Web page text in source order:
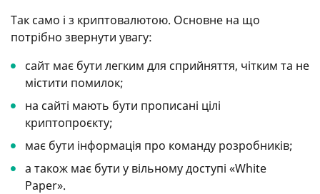
Так само і з криптовалютою. Основне на що
потрібно звернути увагу:
сайт має бути легким для сприйняття, чітким та не
містити помилок;
на сайті мають бути прописані цілі
криптопроєкту;
має бути інформація про команду розробників;
а також має бути у вільному доступі «White
Paper».